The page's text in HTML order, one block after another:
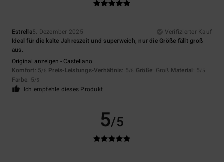
Estrella5. Dezember 2025
Verifizierter Kauf
Ideal für die kalte Jahreszeit und superweich, nur die Größe fällt groß
aus.
Original anzeigen - Castellano
Komfort: 5/5 Preis-Leistungs-Verhältnis: 5/5 Größe: Groß Material: 5/5
Farbe: 5/5
Ich empfehle dieses Produkt
5/5